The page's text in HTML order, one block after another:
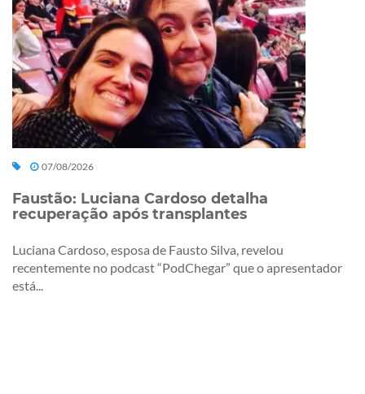
07/08/2026
Faustão: Luciana Cardoso detalha
recuperação após transplantes
Luciana Cardoso, esposa de Fausto Silva, revelou
recentemente no podcast “PodChegar” que o apresentador
está...